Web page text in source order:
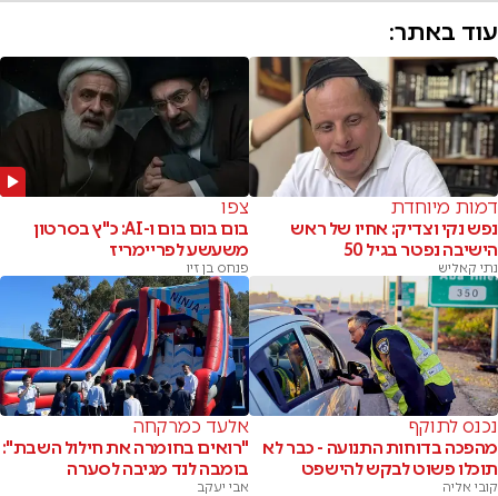
עוד באתר:
דמות מיוחדת
נפש נקי וצדיק: אחיו של ראש
הישיבה נפטר בגיל 50
נתי קאליש
צפו
בום בום בום ו-AI: כ"ץ בסרטון
משעשע לפריימריז
פנחס בן זיו
נכנס לתוקף
מהפכה בדוחות התנועה - כבר לא
תוכלו פשוט לבקש להישפט
קובי אליה
אלעד כמרקחה
"רואים בחומרה את חילול השבת":
בומבה לנד מגיבה לסערה
אבי יעקב